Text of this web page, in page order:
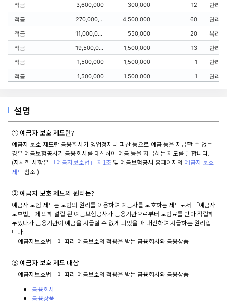
적금 3,600,000 300,000 12 단리
적금 270,000,000 4,500,000 60
단리
적금
11,000,000 550,000 20
복리
적금
19,500,000 1,500,000 13
단리
적금
1,500,000 1,500,000 1
단리
적금
1,500,000 1,500,000 1 단리
설명
① 예금자 보호 제도란?
예금자 보호 제도란 금융회사가 영업정지나 파산 등으로 예금 등을 지급할 수 없는
경우 예금보험공사가 금융회사를 대신하여 예금 등을 지급하는 제도를 말합니다.
(자세한 사항은
「예금자보호법」 제1조 및 예금보험공사 홈페이지의 예금자 보호
제도 참조.)
② 예금자 보호 제도의 원리는?
예금자 보험 제도는 보험의 원리를 이용하여 예금자를 보호하는 제도로서 「예금자
보호법」에 의해 설립 된 예금보험공사가 금융기관으로부터 보험료를 받아 적립해
두었다가 금융기관이 예금을 지급할 수 없게 되었을 때 대신하여 지급하는 원리입
니다.
「예금자보호법」에 따라 예금보호의 적용을 받는 금융회사와 금융상품.
③ 예금자 보호 제도 대상
「예금자보호법」에 따라 예금보호의 적용을 받는 금융회사와 금융상품.
금융회사
금융상품